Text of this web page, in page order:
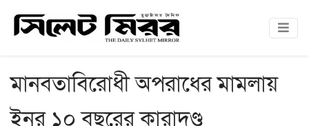
মানবতাবিরোধী অপরাধের মামলায়
ইনুর ১০ বছরের কারাদণ্ড